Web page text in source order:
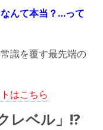
んて本当？…って
識を覆す最先端の
はこちら
レベル」!?